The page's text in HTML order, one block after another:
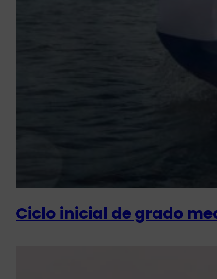
Ciclo inicial de grado